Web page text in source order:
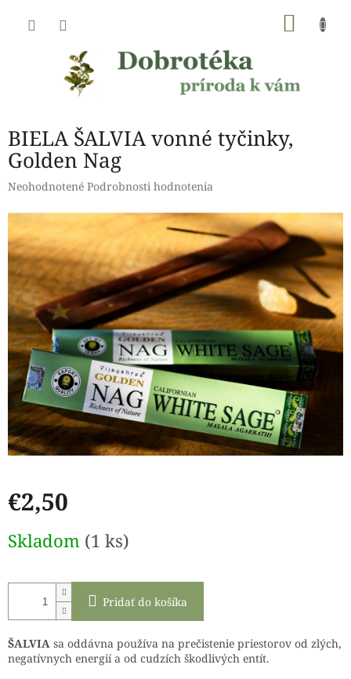
BIELA ŠALVIA vonné tyčinky,
Golden Nag
Priemerné
produktu
0,0
z
5
hviezdičiek.
Neohodnotené Podrobnosti hodnotenia
€2,50
cena:
Skladom (1 ks)
Pridať do košíka
ŠALVIA sa oddávna používa na prečistenie priestorov od zlých,
negatívnych energií a od cudzích škodlivých entít.